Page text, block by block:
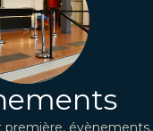
première, évènements,